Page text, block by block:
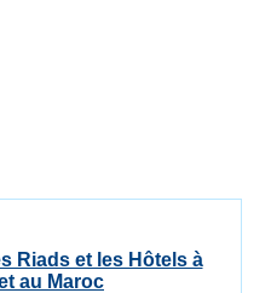
Riads et les Hôtels à
au Maroc